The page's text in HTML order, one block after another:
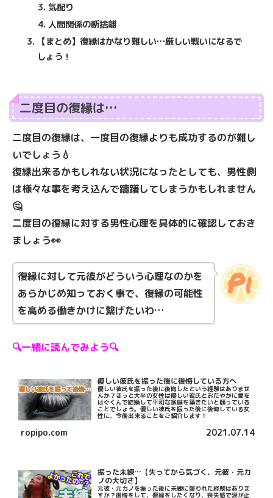
気配り
人間関係の断捨離
【まとめ】復縁はかなり難しい…厳しい戦いになるで
しょう！
二度目の復縁は…
二度目の復縁は、一度目の復縁よりも成功するのが難し
いでしょう💧
復縁出来るかもしれない状況になったとしても、男性側
は様々な事を考え込んで躊躇してしまうかもしれません
🤔
二度目の復縁に対する男性心理を具体的に確認しておき
ましょう👀
復縁に対して元彼がどういう心理なのかを
あらかじめ知っておく事で、復縁の可能性
を高める働きかけに繋げたいわ…
🔍一緒に読んでみよう🔍
優しい彼氏を振った後に後悔している方へ
優しい彼氏を振った後に後悔したという経験はありませ
んか？きっと大半の女性は優しい彼氏とおだやかに愛を
はぐくんで結婚して平和な家庭を築きたいと願っている
ことでしょう。優しい彼氏を振った後に後悔している女
性に、今後出来ることをご紹介します！
ropipo.com 2021.07.14
振った未練…【失ってから気づく、元彼・元カ
ノの大切さ】
元彼・元カノを振った後に未練に襲われた経験はありま
すか？後悔をして、復縁をしたくなり、喪失感で涙が止